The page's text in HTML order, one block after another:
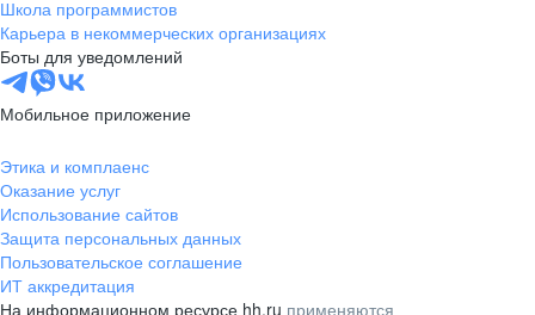
Школа программистов
Карьера в некоммерческих организациях
Боты для уведомлений
Мобильное приложение
Этика и комплаенс
Оказание услуг
Использование сайтов
Защита персональных данных
Пользовательское соглашение
ИТ аккредитация
На информационном ресурсе hh.ru применяются